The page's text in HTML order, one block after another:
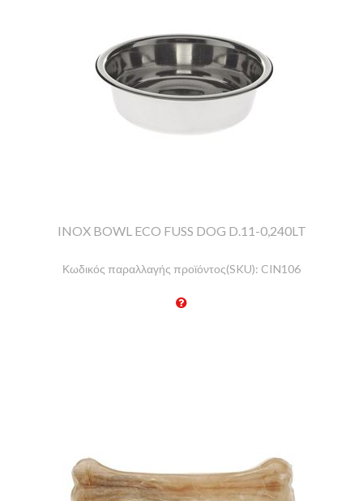
INOX BOWL ECO FUSS DOG D.11-0,240LT
Κωδικός παραλλαγής προϊόντος(SKU): CIN106